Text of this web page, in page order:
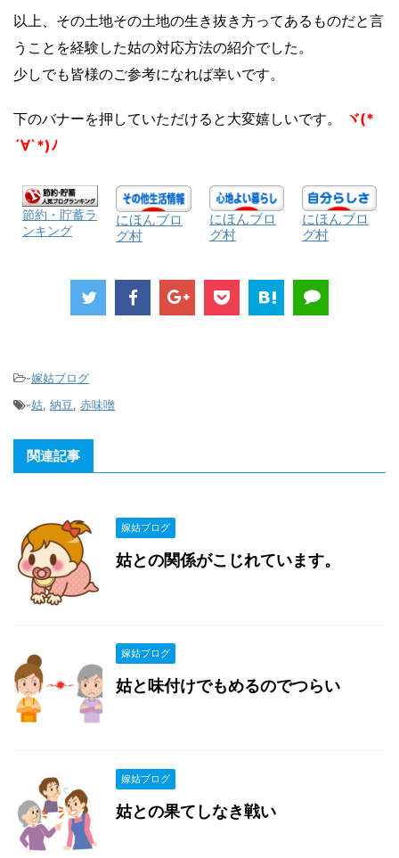
以上、その土地その土地の生き抜き方ってあるものだと言
うことを経験した姑の対応方法の紹介でした。
少しでも皆様のご参考になれば幸いです。
下のバナーを押していただけると大変嬉しいです。
ヾ(*
´∀`*)ﾉ
節約・貯蓄ラ
ンキング
にほんブロ
グ村
にほんブロ
グ村
にほんブロ
グ村
-嫁姑ブログ
-姑, 納豆, 赤味噌
関連記事
嫁姑ブログ
姑との関係がこじれています。
嫁姑ブログ
姑と味付けでもめるのでつらい
嫁姑ブログ
姑との果てしなき戦い